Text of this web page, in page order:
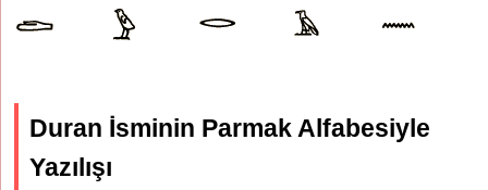
Duran İsminin Parmak Alfabesiyle
Yazılışı